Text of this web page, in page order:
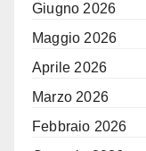
Giugno 2026
Maggio 2026
Aprile 2026
Marzo 2026
Febbraio 2026